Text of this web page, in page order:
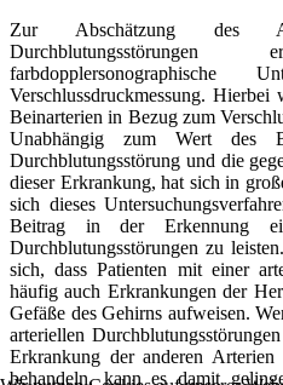
Zur Abschätzung des
farbdopplersonographische
Verschlussdruckmessung.
Beinarterien in Bezug zum
Unabhängig zum Wert des
Durchblutungsstörung und die
dieser Erkrankung, hat sich in
sich dieses
Beitrag in der Erkennung
Durchblutungsstörungen zu
sich, dass Patienten mit einer
häufig auch Erkrankungen der
Gefäße des Gehirns aufweisen.
arteriellen
Erkrankung der anderen
behandeln, kann es damit